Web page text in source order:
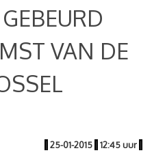
VAN DE
| 25-01-2015 | 12:45 uur |